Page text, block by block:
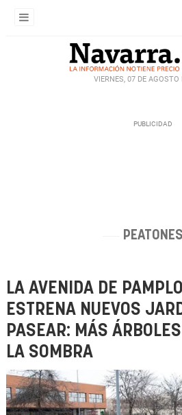
VIERNES, 07 DE AGOSTO
PEATONES
LA AVENIDA DE
ESTRENA NUEVOS
PASEAR: MÁS
LA SOMBRA